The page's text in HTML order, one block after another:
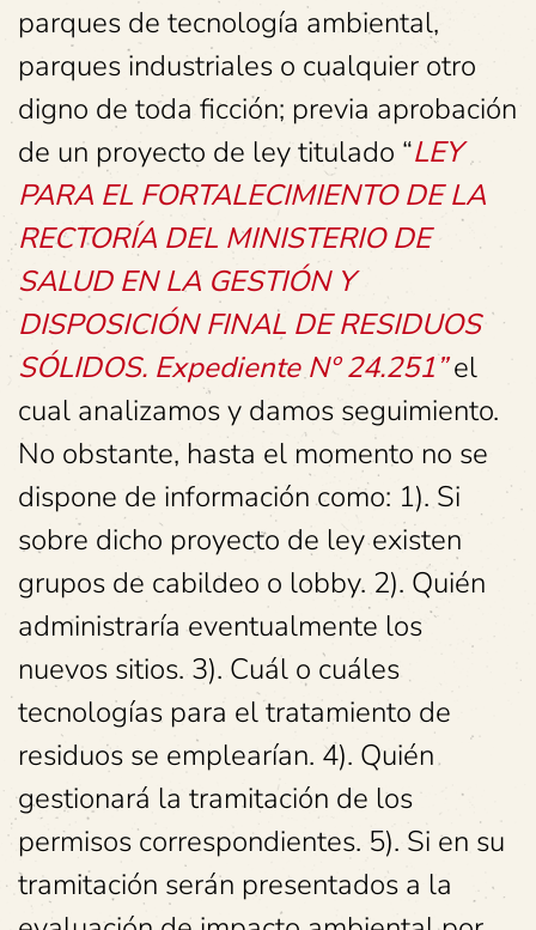
parques de tecnología ambiental,
parques industriales o cualquier otro
digno de toda ficción; previa aprobación
de un proyecto de ley titulado “LEY
PARA EL FORTALECIMIENTO DE LA
RECTORÍA DEL MINISTERIO DE
SALUD EN LA GESTIÓN Y
DISPOSICIÓN FINAL DE RESIDUOS
SÓLIDOS. Expediente Nº 24.251”el
cual analizamos y damos seguimiento.
No obstante, hasta el momento no se
dispone de información como: 1). Si
sobre dicho proyecto de ley existen
grupos de cabildeo o lobby. 2). Quién
administraría eventualmente los
nuevos sitios. 3). Cuál o cuáles
tecnologías para el tratamiento de
residuos se emplearían. 4). Quién
gestionará la tramitación de los
permisos correspondientes. 5). Si en su
tramitación serán presentados a la